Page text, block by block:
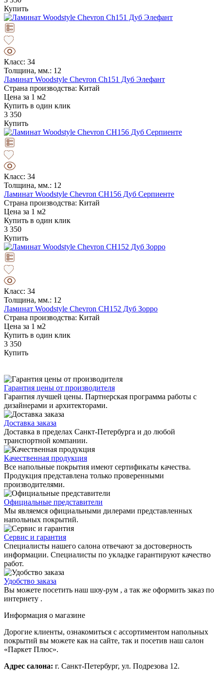
Купить
Класс: 34
Толщина, мм.: 12
Ламинат Woodstyle Chevron Ch151 Дуб Элефант
Страна производства: Китай
Цена за 1 м2
Купить в один клик
3 350
Купить
Класс: 34
Толщина, мм.: 12
Ламинат Woodstyle Chevron CH156 Дуб Серпиенте
Страна производства: Китай
Цена за 1 м2
Купить в один клик
3 350
Купить
Класс: 34
Толщина, мм.: 12
Ламинат Woodstyle Chevron CH152 Дуб Зорро
Страна производства: Китай
Цена за 1 м2
Купить в один клик
3 350
Купить
Гарантия цены от производителя
Гарантия лучшей цены. Партнерская программа работы с
дизайнерами и архитекторами.
Доставка заказа
Доставка в пределах Санкт-Петербурга и до любой
транспортной компании.
Качественная продукция
Все напольные покрытия имеют сертификаты качества.
Продукция представлена только проверенными
производителями.
Официальные представители
Мы являемся официальными дилерами представленных
напольных покрытий.
Сервис и гарантия
Специалисты нашего салона отвечают за достоверность
информации. Специалисты по укладке гарантируют качество
работ.
Удобство заказа
Вы можете посетить наш шоу-рум , а так же оформить заказ по
интернету .
Информация о магазине
Дорогие клиенты, ознакомиться с ассортиментом напольных
покрытий вы можете как на сайте, так и посетив наш салон
«Паркет Плюс».
Адрес салона: г. Санкт-Петербург, ул. Подрезова 12.